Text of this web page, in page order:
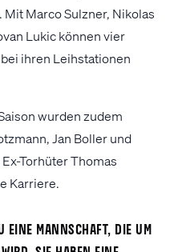
Marco Sulzner, Nikolas
Lukic können vier
ihren Leihstationen
wurden zudem
Jan Boller und
Torhüter Thomas
Karriere.
eine Mannschaft, die um